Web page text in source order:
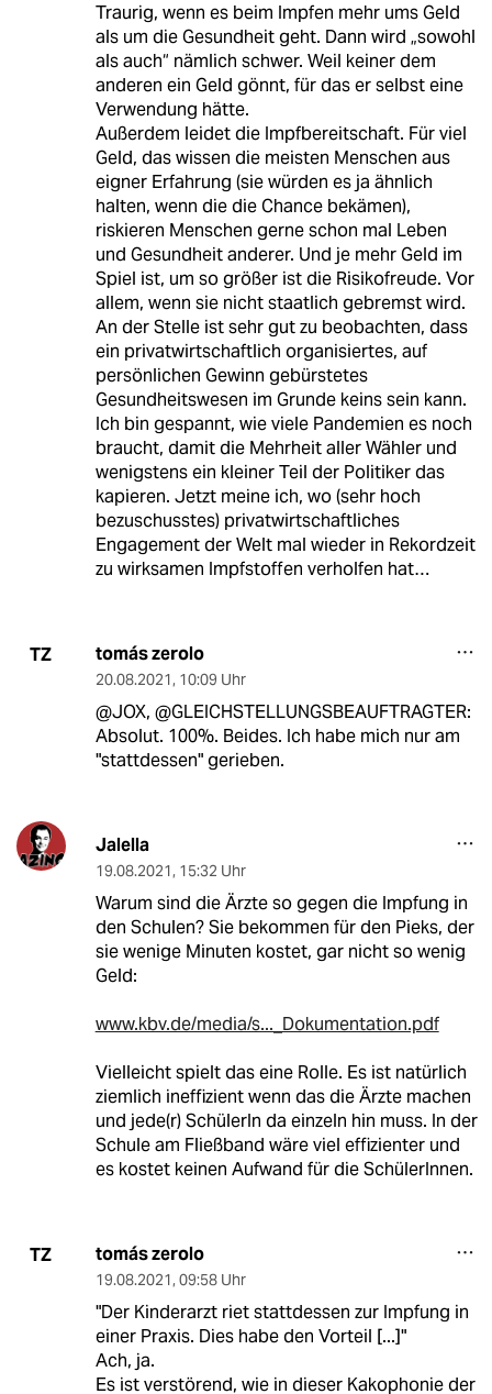
Traurig, wenn es beim Impfen mehr ums Geld
als um die Gesundheit geht. Dann wird „sowohl
als auch“ nämlich schwer. Weil keiner dem
anderen ein Geld gönnt, für das er selbst eine
Verwendung hätte.
Außerdem leidet die Impfbereitschaft. Für viel
Geld, das wissen die meisten Menschen aus
eigner Erfahrung (sie würden es ja ähnlich
halten, wenn die die Chance bekämen),
riskieren Menschen gerne schon mal Leben
und Gesundheit anderer. Und je mehr Geld im
Spiel ist, um so größer ist die Risikofreude. Vor
allem, wenn sie nicht staatlich gebremst wird.
An der Stelle ist sehr gut zu beobachten, dass
ein privatwirtschaftlich organisiertes, auf
persönlichen Gewinn gebürstetes
Gesundheitswesen im Grunde keins sein kann.
Ich bin gespannt, wie viele Pandemien es noch
braucht, damit die Mehrheit aller Wähler und
wenigstens ein kleiner Teil der Politiker das
kapieren. Jetzt meine ich, wo (sehr hoch
bezuschusstes) privatwirtschaftliches
Engagement der Welt mal wieder in Rekordzeit
zu wirksamen Impfstoffen verholfen hat…
TZ tomás zerolo
20.08.2021, 10:09 Uhr
@JOX, @GLEICHSTELLUNGSBEAUFTRAGTER:
Absolut. 100%. Beides. Ich habe mich nur am
"stattdessen" gerieben.
Jalella
19.08.2021, 15:32 Uhr
Warum sind die Ärzte so gegen die Impfung in
den Schulen? Sie bekommen für den Pieks, der
sie wenige Minuten kostet, gar nicht so wenig
Geld:
www.kbv.de/media/s..._Dokumentation.pdf
Vielleicht spielt das eine Rolle. Es ist natürlich
ziemlich ineffizient wenn das die Ärzte machen
und jede(r) SchülerIn da einzeln hin muss. In der
Schule am Fließband wäre viel effizienter und
es kostet keinen Aufwand für die SchülerInnen.
TZ tomás zerolo
19.08.2021, 09:58 Uhr
"Der Kinderarzt riet stattdessen zur Impfung in
einer Praxis. Dies habe den Vorteil [...]"
Ach, ja.
Es ist verstörend, wie in dieser Kakophonie der